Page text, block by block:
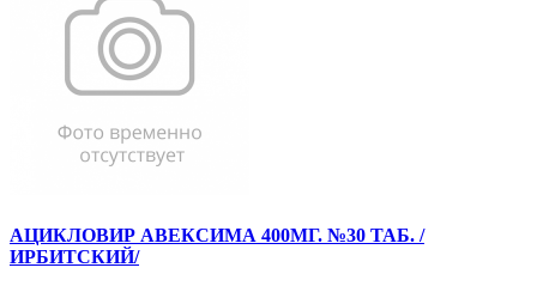
АЦИКЛОВИР АВЕКСИМА 400МГ. №30 ТАБ. /
ИРБИТСКИЙ/